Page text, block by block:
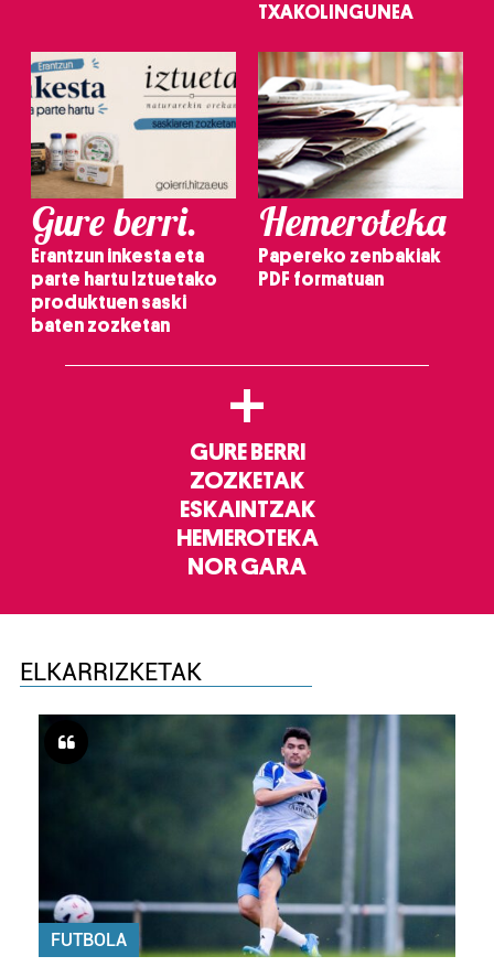
TXAKOLINGUNEA
Gure berri.
Erantzun inkesta eta
parte hartu Iztuetako
produktuen saski
baten zozketan
Hemeroteka
Papereko zenbakiak
PDF formatuan
+
GURE BERRI
ZOZKETAK
ESKAINTZAK
HEMEROTEKA
NOR GARA
ELKARRIZKETAK
FUTBOLA